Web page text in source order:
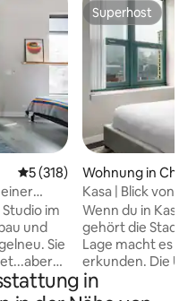
Durchschnittliche
5 (318)
im
Sie
bei einem
mit
Superhost
Superhost
Wohnung in
Kasa | Blick von
Chicago
Wenn du in Kasa
gehört die Stadt
Lage macht es
erkunden. Die
der Innenstadt
Schritte vom Oak
in